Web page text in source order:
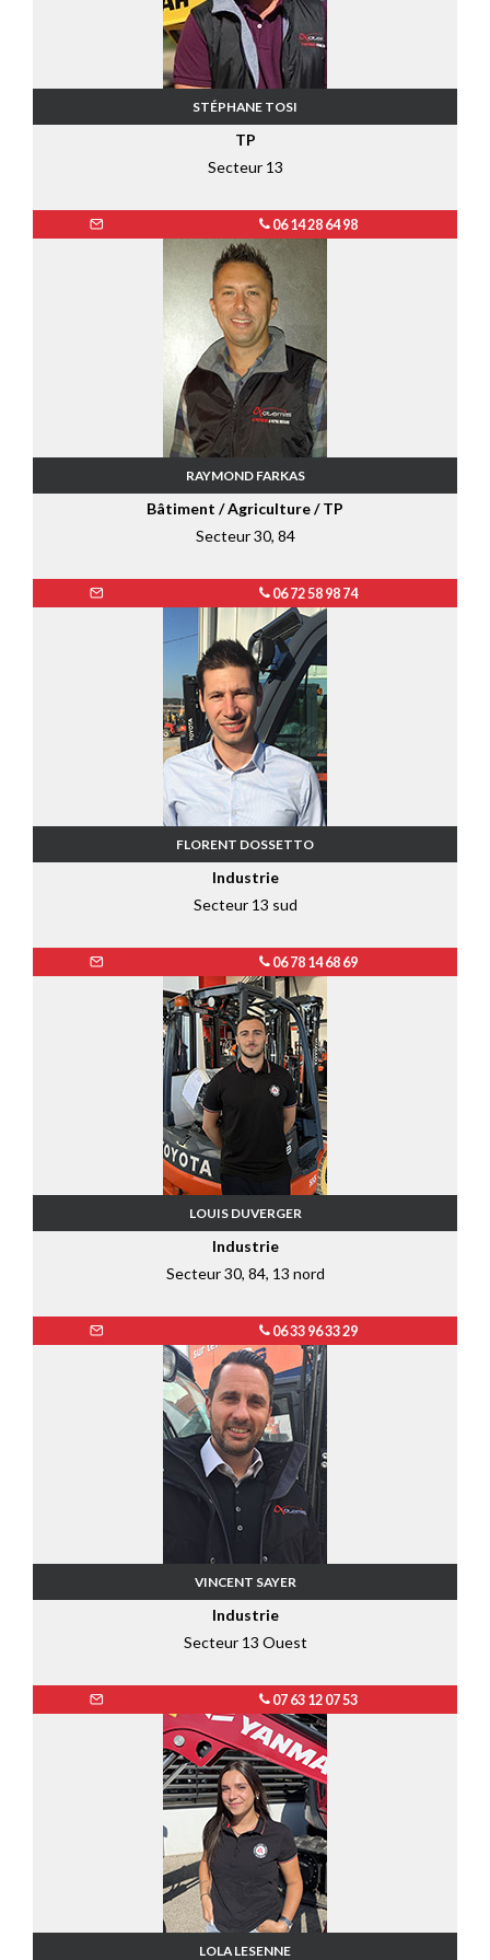
STÉPHANE TOSI
TP
Secteur 13
06 14 28 64 98
RAYMOND FARKAS
Bâtiment / Agriculture / TP
Secteur 30, 84
06 72 58 98 74
FLORENT DOSSETTO
Industrie
Secteur 13 sud
06 78 14 68 69
LOUIS DUVERGER
Industrie
Secteur 30, 84, 13 nord
06 33 96 33 29
VINCENT SAYER
Industrie
Secteur 13 Ouest
07 63 12 07 53
LOLA LESENNE